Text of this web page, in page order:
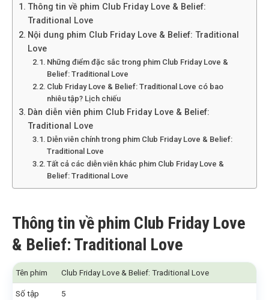
Thông tin về phim Club Friday Love & Belief:
Traditional Love
Nội dung phim Club Friday Love & Belief: Traditional
Love
Những điểm đặc sắc trong phim Club Friday Love &
Belief: Traditional Love
Club Friday Love & Belief: Traditional Love có bao
nhiêu tập? Lịch chiếu
Dàn diễn viên phim Club Friday Love & Belief:
Traditional Love
Diễn viên chính trong phim Club Friday Love & Belief:
Traditional Love
Tất cả các diễn viên khác phim Club Friday Love &
Belief: Traditional Love
Thông tin về phim Club Friday Love
& Belief: Traditional Love
Tên phim Club Friday Love & Belief: Traditional Love
Số tập 5